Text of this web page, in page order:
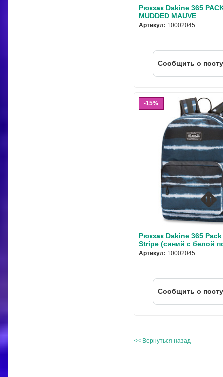
Рюкзак Dakine 365
MUDDED MAUVE
Артикул: 10002045
Cообщить о
15%
Рюкзак Dakine 365
Stripe (синий с белой
Артикул: 10002045
Cообщить о
<< Вернуться назад